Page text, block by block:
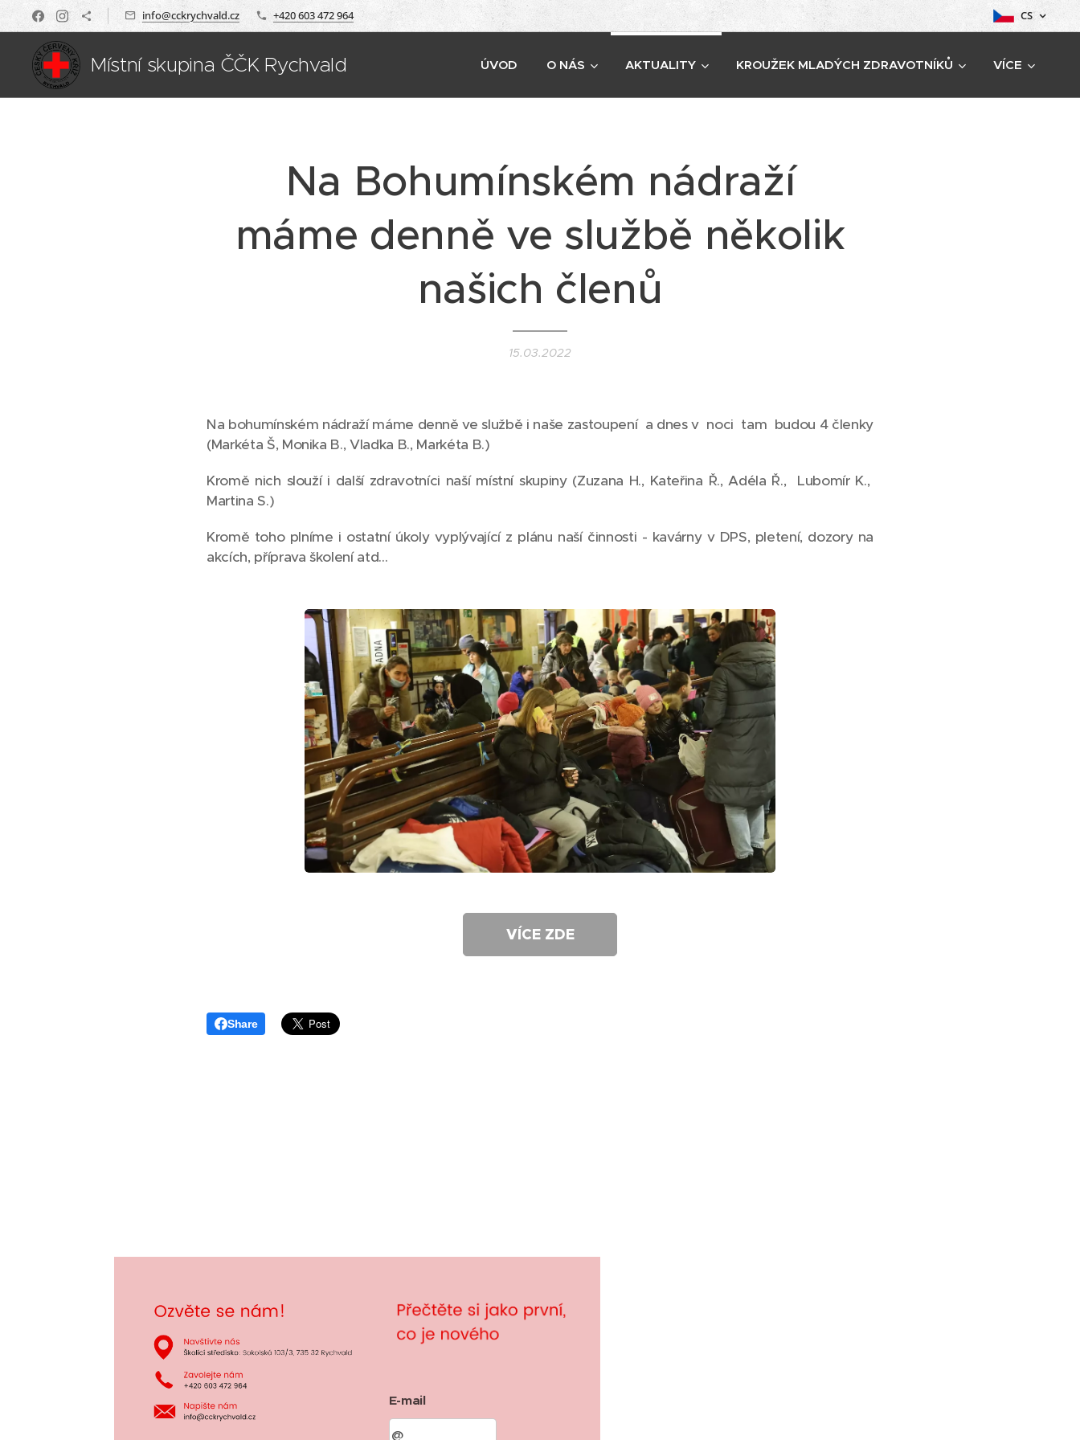
info@cckrychvald.cz +420 603 472 964 CS
Místní skupina ČČK Rychvald ÚVOD O NÁS AKTUALITY KROUŽEK MLADÝCH ZDRAVOTNÍKŮ VÍCE
Na Bohumínském nádraží
máme denně ve službě několik
našich členů
15.03.2022
Na bohumínském nádraží máme denně ve službě i naše zastoupení a dnes v noci tam budou 4 členky
(Markéta Š, Monika B., Vlaďka B., Markéta B.)
Kromě nich slouží i další zdravotníci naší místní skupiny (Zuzana H., Kateřina Ř., Adéla Ř., Lubomír K.,
Martina S.)
Kromě toho plníme i ostatní úkoly vyplývající z plánu naší činnosti - kavárny v DPS, pletení, dozory na
akcích, příprava školení atd...
VÍCE ZDE
Share
E-mail